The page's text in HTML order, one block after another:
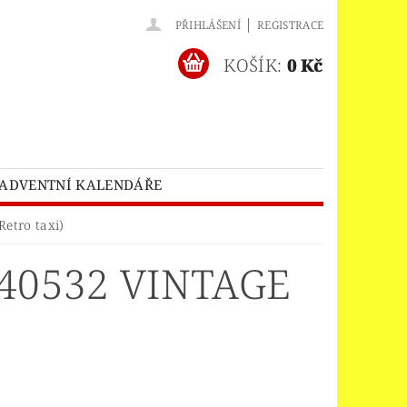
PŘIHLÁŠENÍ | REGISTRACE
KOŠÍK: 0 Kč
KALENDÁŘE
BATMAN MOVIE
CLASSIC
LEGO® CREATOR
DOMEK
taxi)
VINTAGE